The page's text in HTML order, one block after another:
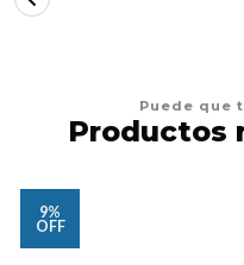
Puede que
Productos
9%
OFF